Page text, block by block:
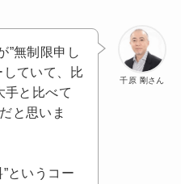
千原 剛さん
”無制限申し
していて、比
手と比べて
と思いま
というコー